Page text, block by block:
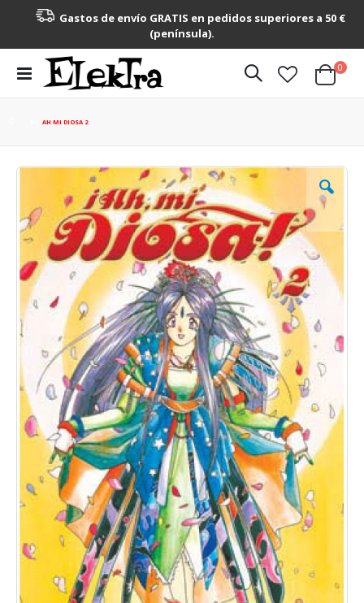
Gastos de envío GRATIS en pedidos superiores a 50 €
(península).
Toggle
Nav
Cart
0
AH MI DIOSA 2
Saltar
de
la
galería
de
imágenes